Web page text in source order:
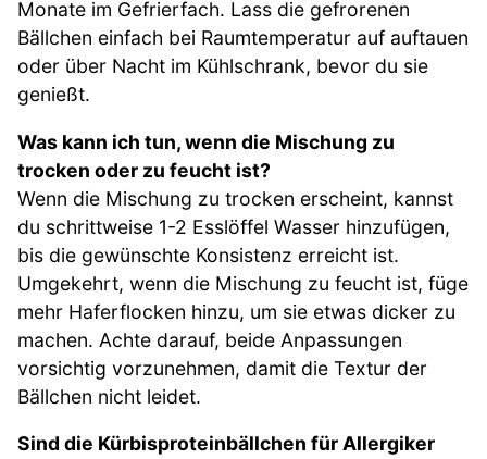
Monate im Gefrierfach. Lass die gefrorenen
Bällchen einfach bei Raumtemperatur auf auftauen
oder über Nacht im Kühlschrank, bevor du sie
genießt.
Was kann ich tun, wenn die Mischung zu
trocken oder zu feucht ist?
Wenn die Mischung zu trocken erscheint, kannst
du schrittweise 1-2 Esslöffel Wasser hinzufügen,
bis die gewünschte Konsistenz erreicht ist.
Umgekehrt, wenn die Mischung zu feucht ist, füge
mehr Haferflocken hinzu, um sie etwas dicker zu
machen. Achte darauf, beide Anpassungen
vorsichtig vorzunehmen, damit die Textur der
Bällchen nicht leidet.
Sind die Kürbisproteinbällchen für Allergiker